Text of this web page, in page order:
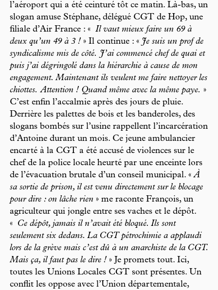
l’aéroport qui a été ceinturé tôt ce matin. Là-bas, un
slogan amuse Stéphane, délégué CGT de Hop, une
filiale d’Air France : « Il vaut mieux faire un 69 à
deux qu’un 49 à 3 ! » Il continue : « Je suis un prof de
syndicalisme mis de côté. J’ai commencé chef de quai et
puis j’ai dégringolé dans la hiérarchie à cause de mon
engagement. Maintenant ils veulent me faire nettoyer les
chiottes. Attention ! Quand même avec la même paye. »
C’est enfin l’accalmie après des jours de pluie.
Derrière les palettes de bois et les banderoles, des
slogans bombés sur l’usine rappellent l’incarcération
d’Antoine durant un mois. Ce jeune ambulancier
encarté à la CGT a été accusé de violences sur le
chef de la police locale heurté par une enceinte lors
de l’évacuation brutale d’un conseil municipal. «À
sa sortie de prison, il est venu directement sur le blocage
pour dire : on lâche rien » me raconte François, un
agriculteur qui jongle entre ses vaches et le dépôt.
«
Ce dépôt, jamais il n’avait été bloqué. Ils sont
seulement six dedans. La CGT pétrochimie a applaudi
lors de la grève mais c’est dû à un anarchiste de la CGT.
Mais ça, il faut pas le dire ! » Je promets tout. Ici,
toutes les Unions Locales CGT sont présentes. Un
conflit les oppose avec l’Union départementale,